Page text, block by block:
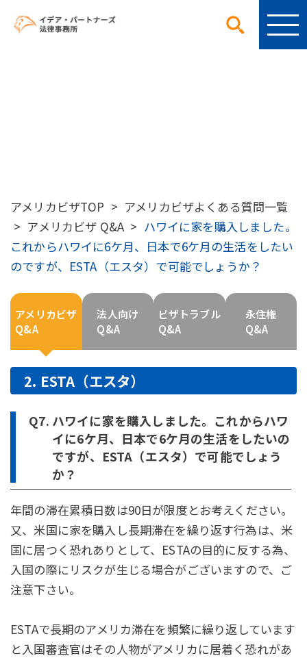
アメリカビザTOP > アメリカビザよくある質問一覧
> アメリカビザ Q&A > ハワイに家を購入しました。
これからハワイに6ケ月、日本で6ケ月の生活をしたい
のですが、ESTA（エスタ）で可能でしょうか？
アメリカビザ
Q&A
法人向け
Q&A
ビザトラブル
Q&A
永住権
Q&A
2. ESTA（エスタ）
Q7. ハワイに家を購入しました。これからハワ
イに6ケ月、日本で6ケ月の生活をしたいの
ですが、ESTA（エスタ）で可能でしょう
か？
年間の滞在累積日数は90日が限度とお考えください。
又、米国に家を購入し長期滞在を繰り返す行為は、米
国に居つく恐れありとして、ESTAの目的に反する為、
入国の際にリスクが生じる場合がございますので、ご
注意下さい。
ESTAで長期のアメリカ滞在を頻繁に繰り返しています
と入国審査官はその人物がアメリカに居着く恐れがあ